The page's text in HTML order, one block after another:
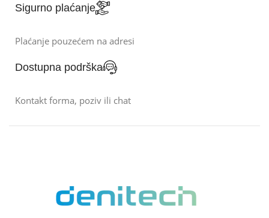
Sigurno plaćanje
Plaćanje pouzećem na adresi
Dostupna podrška
Kontakt forma, poziv ili chat